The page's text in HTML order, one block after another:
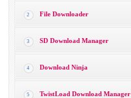
2 File Downloader
3 SD Download Manager
4 Download Ninja
5 TwistLoad Download Manager